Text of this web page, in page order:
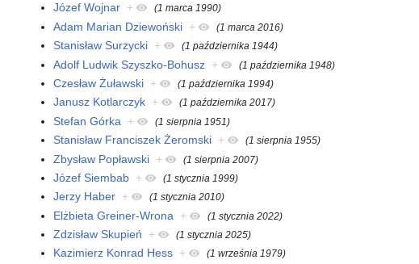
Józef Wojnar + (1 marca 1990)
Adam Marian Dziewoński + (1 marca 2016)
Stanisław Surzycki + (1 października 1944)
Adolf Ludwik Szyszko-Bohusz + (1 października 1948)
Czesław Żuławski + (1 października 1994)
Janusz Kotlarczyk + (1 października 2017)
Stefan Górka + (1 sierpnia 1951)
Stanisław Franciszek Żeromski + (1 sierpnia 1955)
Zbysław Popławski + (1 sierpnia 2007)
Józef Siembab + (1 stycznia 1999)
Jerzy Haber + (1 stycznia 2010)
Elżbieta Greiner-Wrona + (1 stycznia 2022)
Zdzisław Skupień + (1 stycznia 2025)
Kazimierz Konrad Hess + (1 września 1979)